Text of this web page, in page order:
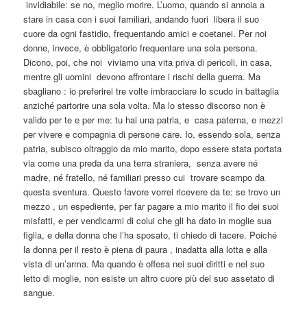
invidiabile: se no, meglio morire. L’uomo, quando si annoia a
stare in casa con i suoi familiari, andando fuori libera il suo
cuore da ogni fastidio, frequentando amici e coetanei. Per noi
donne, invece, è obbligatorio frequentare una sola persona.
Dicono, poi, che noi viviamo una vita priva di pericoli, in casa,
mentre gli uomini devono affrontare i rischi della guerra. Ma
sbagliano : io preferirei tre volte imbracciare lo scudo in battaglia
anziché partorire una sola volta. Ma lo stesso discorso non è
valido per te e per me: tu hai una patria, e casa paterna, e mezzi
per vivere e compagnia di persone care. Io, essendo sola, senza
patria, subisco oltraggio da mio marito, dopo essere stata portata
via come una preda da una terra straniera, senza avere né
madre, né fratello, né familiari presso cui trovare scampo da
questa sventura. Questo favore vorrei ricevere da te: se trovo un
mezzo , un espediente, per far pagare a mio marito il fio dei suoi
misfatti, e per vendicarmi di colui che gli ha dato in moglie sua
figlia, e della donna che l’ha sposato, ti chiedo di tacere. Poiché
la donna per il resto è piena di paura , inadatta alla lotta e alla
vista di un’arma. Ma quando è offesa nei suoi diritti e nel suo
letto di moglie, non esiste un altro cuore più del suo assetato di
sangue.